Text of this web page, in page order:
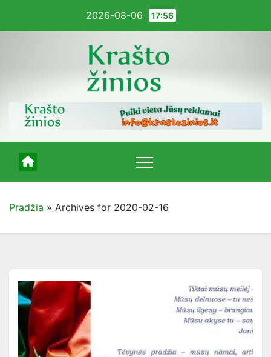
2026-08-06 17:56
Pradžia » Archives for 2020-02-16